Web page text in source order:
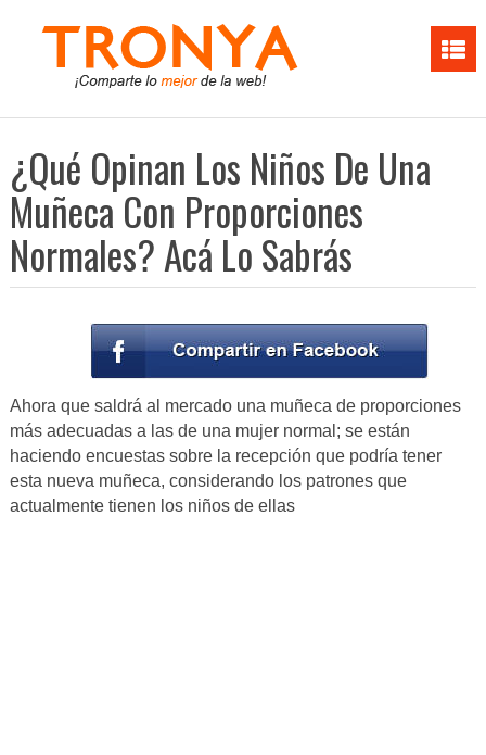
¿Qué Opinan Los Niños De Una
Muñeca Con Proporciones
Normales? Acá Lo Sabrás
Ahora que saldrá al mercado una muñeca de proporciones
más adecuadas a las de una mujer normal; se están
haciendo encuestas sobre la recepción que podría tener
esta nueva muñeca, considerando los patrones que
actualmente tienen los niños de ellas